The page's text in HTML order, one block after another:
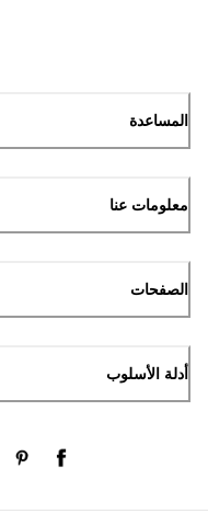
المساعدة
معلومات عنا
الصفحات
أدلة الأسلوب